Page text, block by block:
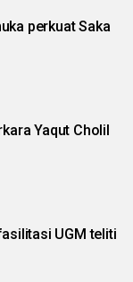
perkuat Saka
Yaqut Cholil
UGM teliti